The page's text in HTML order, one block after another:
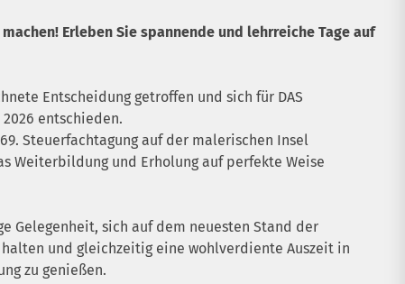
Erleben Sie spannende und lehrreiche Tage auf
Entscheidung getroffen und sich für DAS
entschieden.
Steuerfachtagung auf der malerischen Insel
Weiterbildung und Erholung auf perfekte Weise
Gelegenheit, sich auf dem neuesten Stand der
und gleichzeitig eine wohlverdiente Auszeit in
zu genießen.